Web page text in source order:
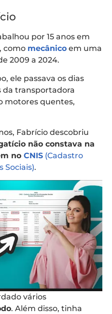
por 15 anos em
, como mecânico em uma
2009 a 2024.
ele passava os dias
da transportadora
motores quentes,
Fabrício descobriu
não constava na
no CNIS (Cadastro
Sociais).
vários
. Além disso, tinha